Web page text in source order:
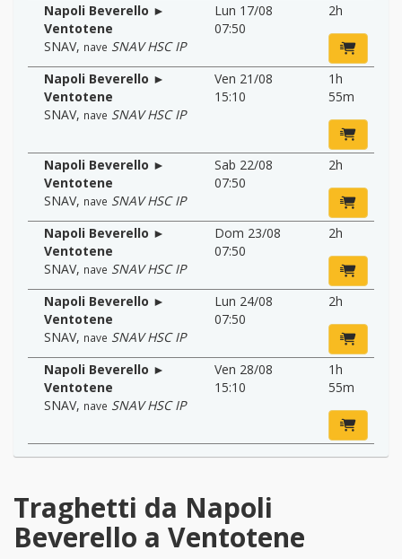
Napoli Beverello ►
Ventotene
SNAV, nave SNAV HSC IP
Lun 17/08
07:50
2h
Napoli Beverello ►
Ventotene
SNAV, nave SNAV HSC IP
Ven 21/08
15:10
1h
55m
Napoli Beverello ►
Ventotene
SNAV, nave SNAV HSC IP
Sab 22/08
07:50
2h
Napoli Beverello ►
Ventotene
SNAV, nave SNAV HSC IP
Dom 23/08
07:50
2h
Napoli Beverello ►
Ventotene
SNAV, nave SNAV HSC IP
Lun 24/08
07:50
2h
Napoli Beverello ►
Ventotene
SNAV, nave SNAV HSC IP
Ven 28/08
15:10
1h
55m
Traghetti da Napoli
Beverello a Ventotene